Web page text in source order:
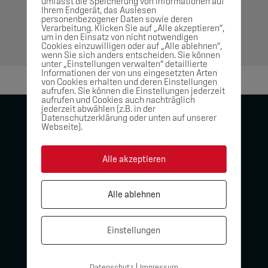
Maßgeschneiderte […]
Mehr ...
Haldenstraße 16
66806 Ensdorf
+49 6831 5052856
E-Mail:info@realdimension.de
Ihrem Endgerät, das Auslesen
personenbezogener Daten sowie deren
Verarbeitung. Klicken Sie auf „Alle akzeptieren“,
um in den Einsatz von nicht notwendigen
Cookies einzuwilligen oder auf „Alle ablehnen“,
wenn Sie sich anders entscheiden. Sie können
unter „Einstellungen verwalten“ detaillierte
Informationen der von uns eingesetzten Arten
von Cookies erhalten und deren Einstellungen
aufrufen. Sie können die Einstellungen jederzeit
aufrufen und Cookies auch nachträglich
jederzeit abwählen (z.B. in der
Datenschutzerklärung oder unten auf unserer
Webseite).
Alle akzeptieren
Alle ablehnen
Einstellungen